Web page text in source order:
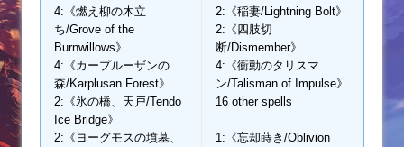
4:《燃え柳の木立
ち/Grove of the
Burnwillows》
4:《カープルーザンの
森/Karplusan Forest》
2:《氷の橋、天戸/Tendo
Ice Bridge》
2:《ヨーグモスの墳墓、
2:《稲妻/Lightning Bolt》
2:《四肢切
断/Dismember》
4:《衝動のタリスマ
ン/Talisman of Impulse》
16 other spells
1:《忘却蒔き/Oblivion